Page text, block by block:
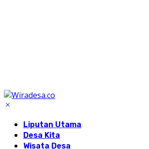
Liputan Utama
Desa Kita
Wisata Desa